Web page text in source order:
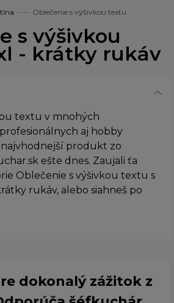
Oblečenie s výšivkou textu
s výšivkou
- krátky rukáv
textu v mnohých
aj hobby
najvhodnejší produkt zo
ešte dnes. Zaujali ťa
Oblečenie s výšivkou textu s
rukáv, alebo siahneš po
dokonalý zážitok z